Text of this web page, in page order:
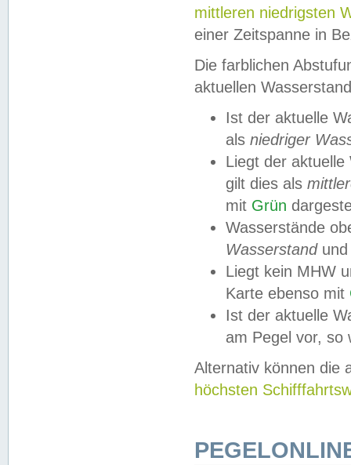
mittleren niedrigsten
einer Zeitspanne in
Die farblichen
aktuellen
Ist der aktuelle
als niedriger
Liegt der
gilt dies als
mit Grün
Wasserstände
Wasserstandund
Liegt kein MHW
Karte ebenso mit
Ist der aktuelle
am Pegel vor,
Alternativ können die
höchsten